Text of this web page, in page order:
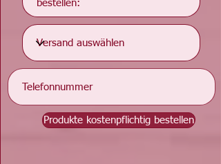
Produkte kostenpflichtig bestellen